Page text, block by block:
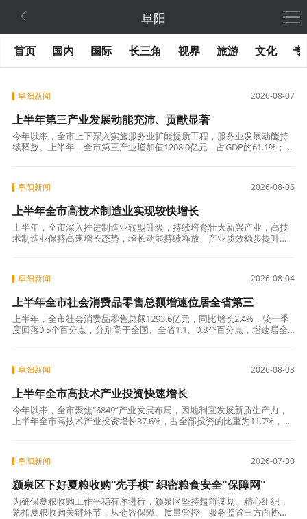
 阜阳
首页 国内 国际 长三角 视界 旅游 文化 专
2026-08-07
阜阳新闻
上半年第三产业发展动能充沛、贡献显著
今年以来，全市上下深入实施服务业扩能提质工程，服务业发展动能持
续释放。上半年，全市第三产业增加值1208.0亿元，占GDP的61.1%；同
2026-08-06
阜阳新闻
上半年全市高技术制造业实现较快增长
上半年，全市深入推进制造业转型升级，持续培育壮大新兴产业，高技
术制造业保持高速增长态势，增长动能持续释放、产业质效稳步提升，
2026-08-04
阜阳新闻
上半年全市社会消费品零售总额增速位居全省第三
上半年，全市社会消费品零售总额1293.6亿元，同比增长2.4%，较一季
度回落0.5个百分点，分别高于全国、全省1.1、0.8个百分点，增速居全
2026-08-03
阜阳新闻
上半年全市高技术产业投资快速增长
今年以来，全市聚焦“6849”产业发展布局，因地制宜发展新质生产力，
上半年全市高技术产业投资增长37.6%，占全部投资的比重为11.7%，比
2026-07-30
阜阳新闻
颍泉区下好夏粮收购“先手棋” 织密粮食安全"保障网"
为确保夏粮收购工作平稳有序进行，颍泉区坚持超前谋划、精心组织，
紧扣夏粮收购关键环节，从仓容保障、质量管控、服务监管三方面协同